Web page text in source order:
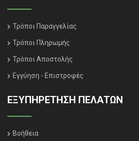
Τρόποι Παραγγελίας
Τρόποι Πληρωμής
Τρόποι Αποστολής
Εγγύηση - Επιστροφές
ΕΞΥΠΗΡΈΤΗΣΗ ΠΕΛΑΤΏΝ
Βοήθεια